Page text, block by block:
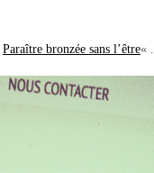
Paraître bronzée sans l’être« .